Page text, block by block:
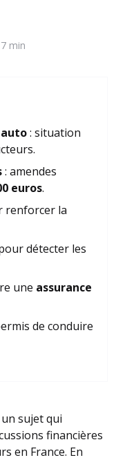
7 min
auto: situation
: amendes
euros.
renforcer la
détecter les
une assurance
de conduire
sujet qui
financières
en France. En